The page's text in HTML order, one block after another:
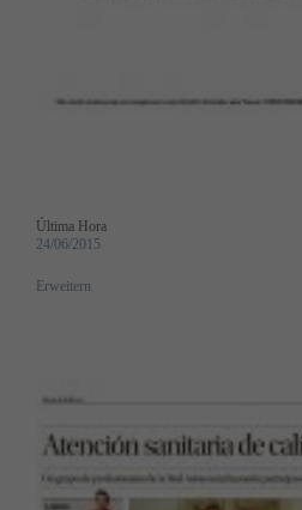
Última Hora
24/06/2015
Erweitern